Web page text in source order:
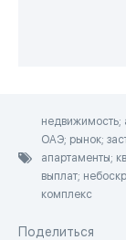
недвижимость;
ОАЭ; рынок;
апартаменты;
выплат;
комплекс
Поделиться